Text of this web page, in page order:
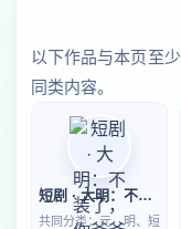
以下作品与本页至
同类内容。
短剧 · 大明：不装了，你爷爷我是朱元璋第二季
共同分类：元、明、短